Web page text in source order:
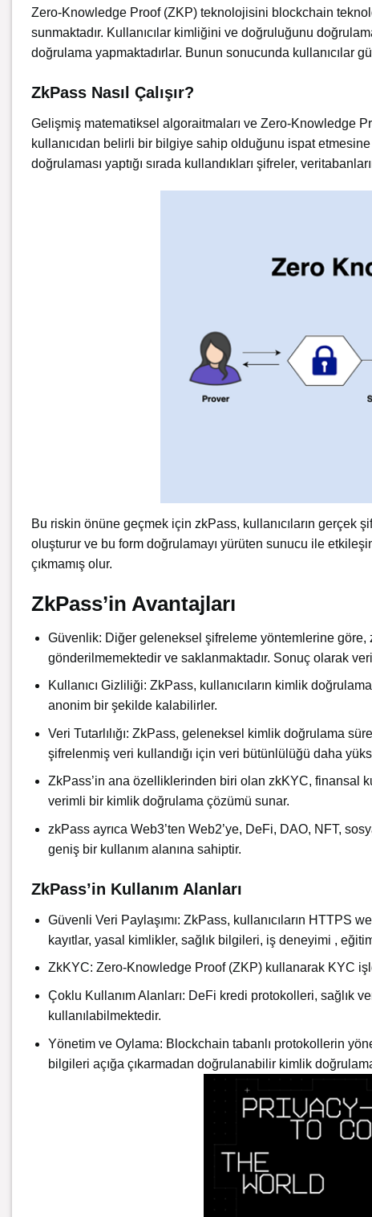
Zero-Knowledge Proof (ZKP) teknolojisini blockchain
sunmaktadır. Kullanıcılar kimliğini ve doğruluğunu
doğrulama yapmaktadırlar. Bunun sonucunda kullanıcılar
ZkPass Nasıl Çalışır?
Gelişmiş matematiksel algoraitmaları ve Zero-Knowledge
kullanıcıdan belirli bir bilgiye sahip olduğunu ispat
doğrulaması yaptığı sırada kullandıkları şifreler,
Bu riskin önüne geçmek için zkPass, kullanıcıların
oluşturur ve bu form doğrulamayı yürüten sunucu ile
çıkmamış olur.
ZkPass’in Avantajları
Güvenlik: Diğer geleneksel şifreleme yöntemlerine
gönderilmemektedir ve saklanmaktadır. Sonuç olarak
Kullanıcı Gizliliği: ZkPass, kullanıcıların kimlik
anonim bir şekilde kalabilirler.
Veri Tutarlılığı: ZkPass, geleneksel kimlik doğrulama
şifrelenmiş veri kullandığı için veri bütünlülüğü daha
ZkPass’in ana özelliklerinden biri olan zkKYC, finansal
verimli bir kimlik doğrulama çözümü sunar.
zkPass ayrıca Web3’ten Web2’ye, DeFi, DAO, NFT,
geniş bir kullanım alanına sahiptir.
ZkPass’in Kullanım Alanları
Güvenli Veri Paylaşımı: ZkPass, kullanıcıların HTTPS
kayıtlar, yasal kimlikler, sağlık bilgileri, iş deneyimi ,
ZkKYC: Zero-Knowledge Proof (ZKP) kullanarak KYC
Çoklu Kullanım Alanları: DeFi kredi protokolleri, sağlık
kullanılabilmektedir.
Yönetim ve Oylama: Blockchain tabanlı protokollerin
bilgileri açığa çıkarmadan doğrulanabilir kimlik